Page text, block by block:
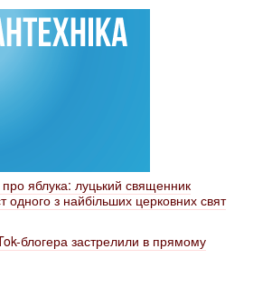
яблука: луцький священник
одного з найбільших церковних свят
блогера застрелили в прямому